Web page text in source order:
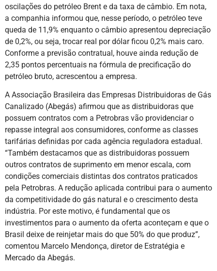
oscilações do petróleo Brent e da taxa de câmbio. Em nota,
a companhia informou que, nesse período, o petróleo teve
queda de 11,9% enquanto o câmbio apresentou depreciação
de 0,2%, ou seja, trocar real por dólar ficou 0,2% mais caro.
Conforme a previsão contratual, houve ainda redução de
2,35 pontos percentuais na fórmula de precificação do
petróleo bruto, acrescentou a empresa.
A Associação Brasileira das Empresas Distribuidoras de Gás
Canalizado (Abegás) afirmou que as distribuidoras que
possuem contratos com a Petrobras vão providenciar o
repasse integral aos consumidores, conforme as classes
tarifárias definidas por cada agência reguladora estadual.
“Também destacamos que as distribuidoras possuem
outros contratos de suprimento em menor escala, com
condições comerciais distintas dos contratos praticados
pela Petrobras. A redução aplicada contribui para o aumento
da competitividade do gás natural e o crescimento desta
indústria. Por este motivo, é fundamental que os
investimentos para o aumento da oferta aconteçam e que o
Brasil deixe de reinjetar mais do que 50% do que produz”,
comentou Marcelo Mendonça, diretor de Estratégia e
Mercado da Abegás.